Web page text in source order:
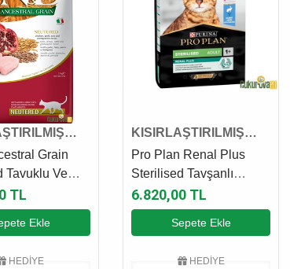
Grain
Tavuklu Ve
Kedi
Kg
TL
Ekle
HEDİYE
KISIRLAŞTIRILMIŞ
KEDİ MAMASI
Pro Plan Renal Plus
Sterilised Tavşanlı
Kısırlaştırılmış Kedi
Maması 10 Kg
6.820,00 TL
Sepete Ekle
HEDİYE